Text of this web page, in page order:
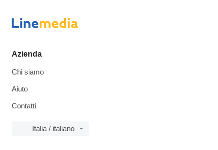
Azienda
Chi siamo
Aiuto
Contatti
Italia / italiano